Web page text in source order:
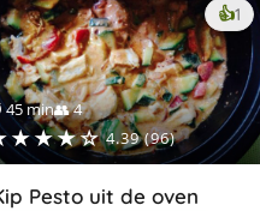
min👥 4
4.39 (96)
👍1
Pesto uit de oven